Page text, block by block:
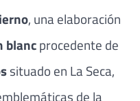
, una elaboración
blancprocedente de
situado en La Seca,
de la